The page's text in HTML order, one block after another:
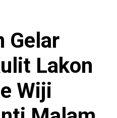
Gelar
Lakon
Wiji